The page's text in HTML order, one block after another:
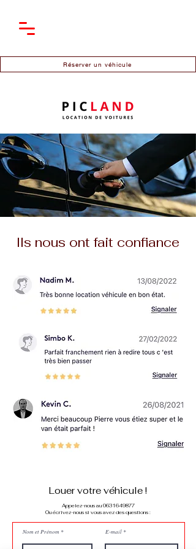
Réserver un véhicule
Ils nous ont fait confiance
Louer votre véhicule !
Appelez-nous au 0631649877
Ou écrivez-nous si vous avez des questions :
Nom et Prénom E-mail